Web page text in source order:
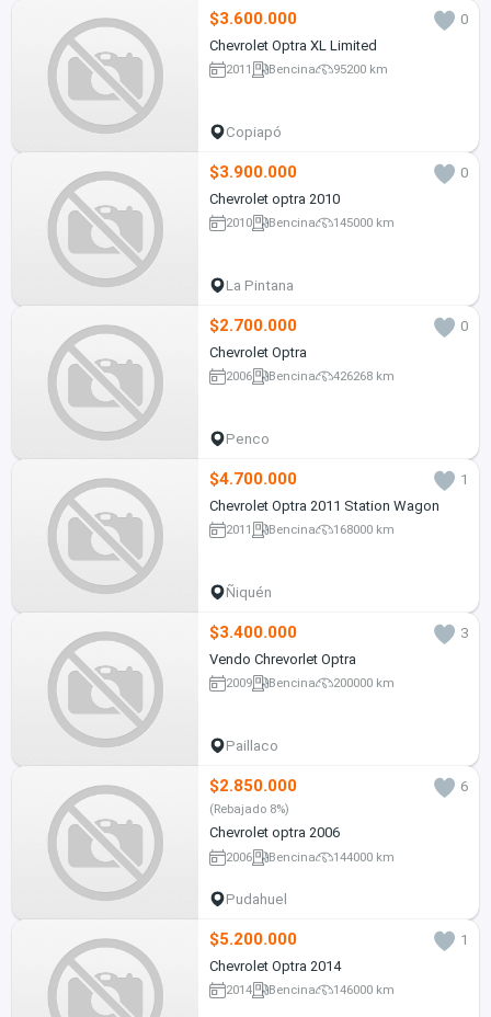
$3.600.000
0
Chevrolet Optra XL Limited
2011 Bencina 95200 km
Copiapó
$3.900.000
0
Chevrolet optra 2010
2010 Bencina 145000 km
La Pintana
$2.700.000
0
Chevrolet Optra
2006 Bencina 426268 km
Penco
$4.700.000
1
Chevrolet Optra 2011 Station Wagon
2011 Bencina 168000 km
Ñiquén
$3.400.000
3
Vendo Chrevorlet Optra
2009 Bencina 200000 km
Paillaco
$2.850.000 6
(Rebajado 8%)
Chevrolet optra 2006
2006 Bencina 144000 km
Pudahuel
$5.200.000
1
Chevrolet Optra 2014
2014 Bencina 146000 km